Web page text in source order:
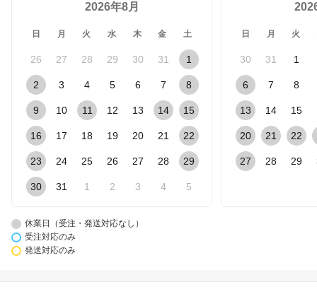
2026年8月
日 月 火 水 木 金 土
26 27 28 29 30 31 1
2 3 4 5 6 7 8
9 10 11 12 13 14 15
16 17 18 19 20 21 22
23 24 25 26 27 28 29
30 31 1 2 3 4 5
日 月 火
30 31 1
6 7 8
13 14 15
20 21 22
27 28 29
休業日（受注・発送対応なし）
受注対応のみ
発送対応のみ